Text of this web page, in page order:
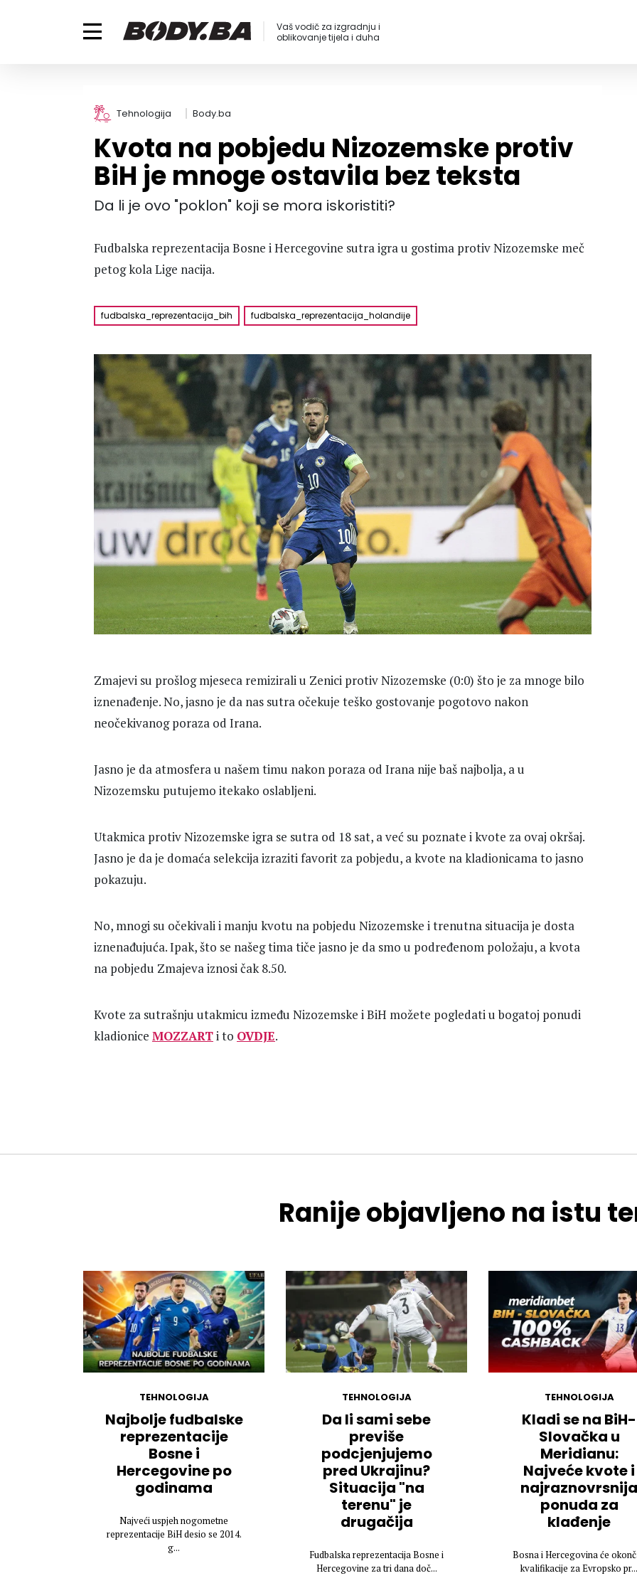
Vaš vodič za izgradnju i
oblikovanje tijela i duha
Tehnologija Body.ba
Kvota na pobjedu Nizozemske protiv
BiH je mnoge ostavila bez teksta
Da li je ovo "poklon" koji se mora iskoristiti?
Fudbalska reprezentacija Bosne i Hercegovine sutra igra u gostima protiv Nizozemske meč
petog kola Lige nacija.
fudbalska_reprezentacija_bih fudbalska_reprezentacija_holandije
Zmajevi su prošlog mjeseca remizirali u Zenici protiv Nizozemske (0:0) što je za mnoge bilo
iznenađenje. No, jasno je da nas sutra očekuje teško gostovanje pogotovo nakon
neočekivanog poraza od Irana.
Jasno je da atmosfera u našem timu nakon poraza od Irana nije baš najbolja, a u
Nizozemsku putujemo itekako oslabljeni.
Utakmica protiv Nizozemske igra se sutra od 18 sat, a već su poznate i kvote za ovaj okršaj.
Jasno je da je domaća selekcija izraziti favorit za pobjedu, a kvote na kladionicama to jasno
pokazuju.
No, mnogi su očekivali i manju kvotu na pobjedu Nizozemske i trenutna situacija je dosta
iznenađujuća. Ipak, što se našeg tima tiče jasno je da smo u podređenom položaju, a kvota
na pobjedu Zmajeva iznosi čak 8.50.
Kvote za sutrašnju utakmicu između Nizozemske i BiH možete pogledati u bogatoj ponudi
kladionice MOZZARTi to OVDJE.
Ranije objavljeno na istu
TEHNOLOGIJA
Najbolje fudbalske
reprezentacije
Bosne i
Hercegovine po
godinama
Najveći uspjeh nogometne
reprezentacije BiH desio se 2014.
g...
TEHNOLOGIJA
Da li sami sebe
previše
podcjenjujemo
pred Ukrajinu?
Situacija "na
terenu" je
drugačija
Fudbalska reprezentacija Bosne i
Hercegovine za tri dana doč...
TEHNOLOGIJA
Kladi se na BiH-
Slovačka u
Meridianu:
Najveće kvote i
najraznovrsnija
ponuda za
klađenje
Bosna i Hercegovina će
kvalifikacije za Evropsko pr...